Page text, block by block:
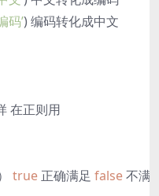
码’) 编码转化成中文
在正则用
true 正确满足 false不满